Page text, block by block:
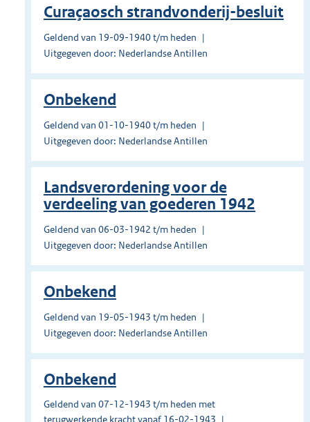
Curaçaosch strandvonderij-besluit
Geldend van 19-09-1940 t/m heden
Uitgegeven door: Nederlandse Antillen
Onbekend
Geldend van 01-10-1940 t/m heden
Uitgegeven door: Nederlandse Antillen
Landsverordening voor de
verdeeling van goederen 1942
Geldend van 06-03-1942 t/m heden
Uitgegeven door: Nederlandse Antillen
Onbekend
Geldend van 19-05-1943 t/m heden
Uitgegeven door: Nederlandse Antillen
Onbekend
Geldend van 07-12-1943 t/m heden met